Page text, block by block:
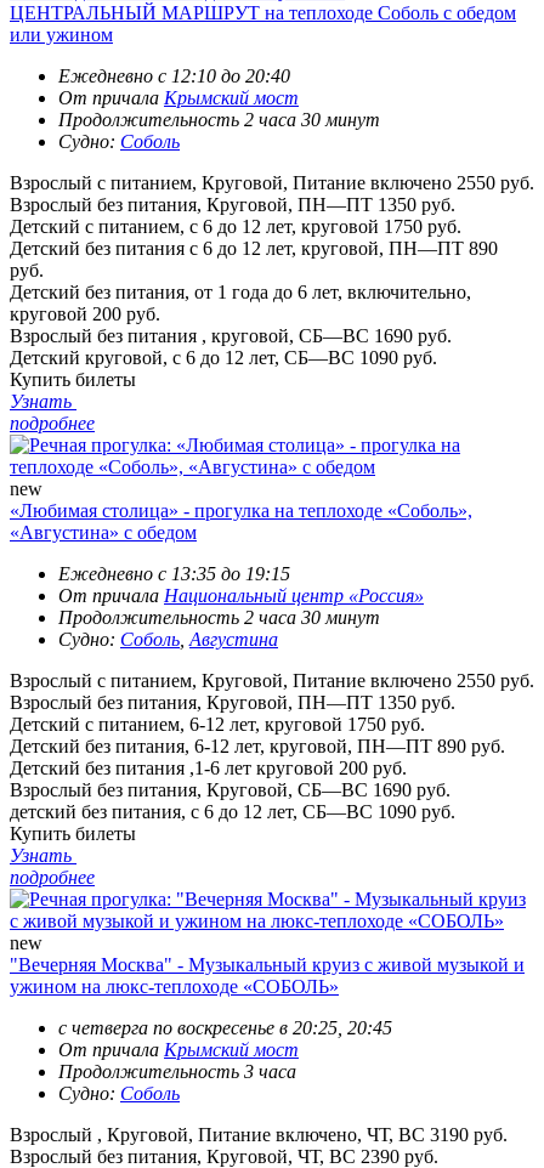
ЦЕНТРАЛЬНЫЙ МАРШРУТ на теплоходе Соболь с обедом
или ужином
Ежедневно c 12:10 до 20:40
От причала Крымский мост
Продолжительность 2 часа 30 минут
Судно: Соболь
Взрослый с питанием, Круговой, Питание включено 2550 руб.
Взрослый без питания, Круговой, ПН—ПТ 1350 руб.
Детский с питанием, с 6 до 12 лет, круговой 1750 руб.
Детский без питания с 6 до 12 лет, круговой, ПН—ПТ 890
руб.
Детский без питания, от 1 года до 6 лет, включительно,
круговой 200 руб.
Взрослый без питания , круговой, СБ—ВС 1690 руб.
Детский круговой, с 6 до 12 лет, СБ—ВС 1090 руб.
Купить билеты
Узнать
подробнее
new
«Любимая столица» - прогулка на теплоходе «Соболь»,
«Августина» с обедом
Ежедневно с 13:35 до 19:15
От причала Национальный центр «Россия»
Продолжительность 2 часа 30 минут
Судно: Соболь Августина
Взрослый с питанием, Круговой, Питание включено 2550 руб.
Взрослый без питания, Круговой, ПН—ПТ 1350 руб.
Детский с питанием, 6-12 лет, круговой 1750 руб.
Детский без питания, 6-12 лет, круговой, ПН—ПТ 890 руб.
Детский без питания ,1-6 лет круговой 200 руб.
Взрослый без питания, Круговой, СБ—ВС 1690 руб.
детский без питания, с 6 до 12 лет, СБ—ВС 1090 руб.
Купить билеты
Узнать
подробнее
new
"Вечерняя Москва" - Музыкальный круиз с живой музыкой и
ужином на люкс-теплоходе «СОБОЛЬ»
с четверга по воскресенье в 20:25, 20:45
От причала Крымский мост
Продолжительность 3 часа
Судно: Соболь
Взрослый , Круговой, Питание включено, ЧТ, ВС 3190 руб.
Взрослый без питания, Круговой, ЧТ, ВС 2390 руб.